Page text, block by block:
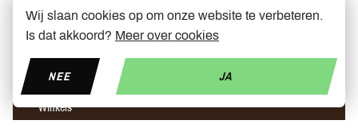
Verzending & retour
Winkels
Wij slaan cookies op om onze website te verbeteren.
Is dat akkoord? Meer over cookies
NEE JA